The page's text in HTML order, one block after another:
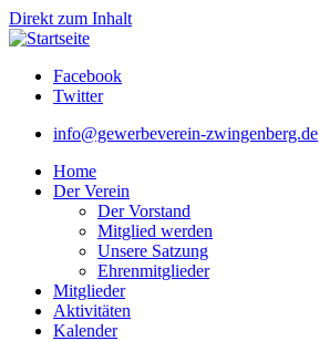
Direkt zum Inhalt
Facebook
Twitter
info@gewerbeverein-zwingenberg.de
Home
Der Verein
Der Vorstand
Mitglied werden
Unsere Satzung
Ehrenmitglieder
Mitglieder
Aktivitäten
Kalender